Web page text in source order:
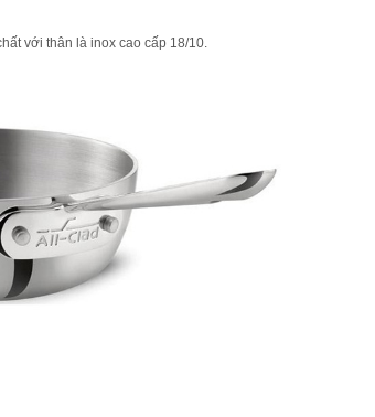
với thân là inox cao cấp 18/10.